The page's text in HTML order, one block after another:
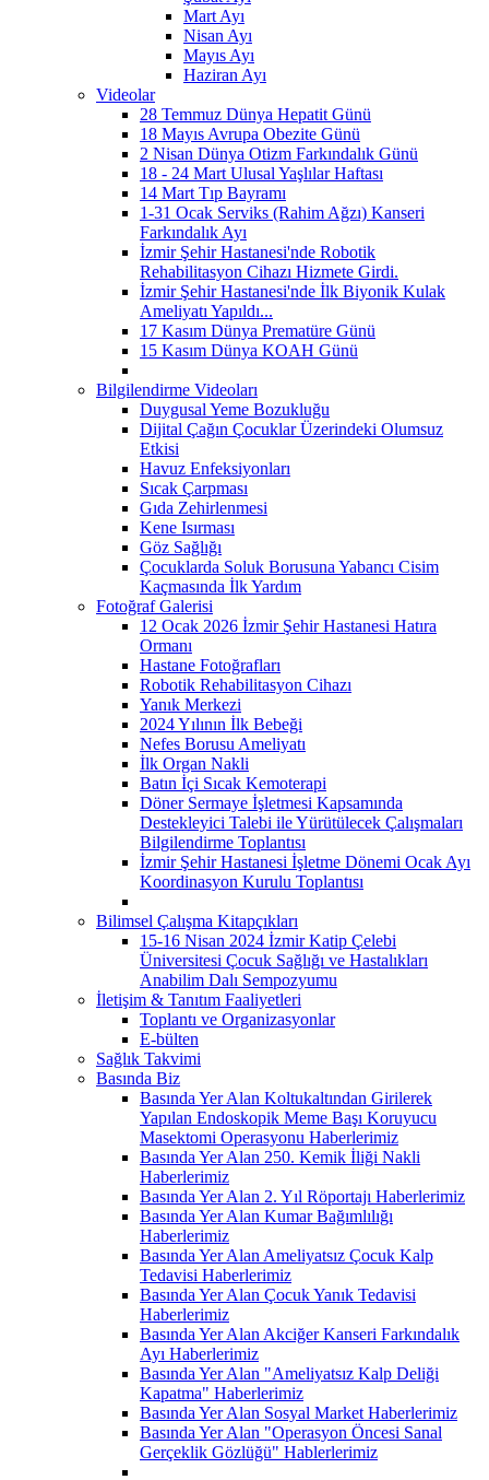
Mart Ayı
Nisan Ayı
Mayıs Ayı
Haziran Ayı
Videolar
28 Temmuz Dünya Hepatit Günü
18 Mayıs Avrupa Obezite Günü
2 Nisan Dünya Otizm Farkındalık Günü
18 - 24 Mart Ulusal Yaşlılar Haftası
14 Mart Tıp Bayramı
1-31 Ocak Serviks (Rahim Ağzı) Kanseri
Farkındalık Ayı
İzmir Şehir Hastanesi'nde Robotik
Rehabilitasyon Cihazı Hizmete Girdi.
İzmir Şehir Hastanesi'nde İlk Biyonik Kulak
Ameliyatı Yapıldı...
17 Kasım Dünya Prematüre Günü
15 Kasım Dünya KOAH Günü
Bilgilendirme Videoları
Duygusal Yeme Bozukluğu
Dijital Çağın Çocuklar Üzerindeki Olumsuz
Etkisi
Havuz Enfeksiyonları
Sıcak Çarpması
Gıda Zehirlenmesi
Kene Isırması
Göz Sağlığı
Çocuklarda Soluk Borusuna Yabancı Cisim
Kaçmasında İlk Yardım
Fotoğraf Galerisi
12 Ocak 2026 İzmir Şehir Hastanesi Hatıra
Ormanı
Hastane Fotoğrafları
Robotik Rehabilitasyon Cihazı
Yanık Merkezi
2024 Yılının İlk Bebeği
Nefes Borusu Ameliyatı
İlk Organ Nakli
Batın İçi Sıcak Kemoterapi
Döner Sermaye İşletmesi Kapsamında
Destekleyici Talebi ile Yürütülecek Çalışmaları
Bilgilendirme Toplantısı
İzmir Şehir Hastanesi İşletme Dönemi Ocak Ayı
Koordinasyon Kurulu Toplantısı
Bilimsel Çalışma Kitapçıkları
15-16 Nisan 2024 İzmir Katip Çelebi
Üniversitesi Çocuk Sağlığı ve Hastalıkları
Anabilim Dalı Sempozyumu
İletişim & Tanıtım Faaliyetleri
Toplantı ve Organizasyonlar
E-bülten
Sağlık Takvimi
Basında Biz
Basında Yer Alan Koltukaltından Girilerek
Yapılan Endoskopik Meme Başı Koruyucu
Masektomi Operasyonu Haberlerimiz
Basında Yer Alan 250. Kemik İliği Nakli
Haberlerimiz
Basında Yer Alan 2. Yıl Röportajı Haberlerimiz
Basında Yer Alan Kumar Bağımlılığı
Haberlerimiz
Basında Yer Alan Ameliyatsız Çocuk Kalp
Tedavisi Haberlerimiz
Basında Yer Alan Çocuk Yanık Tedavisi
Haberlerimiz
Basında Yer Alan Akciğer Kanseri Farkındalık
Ayı Haberlerimiz
Basında Yer Alan "Ameliyatsız Kalp Deliği
Kapatma" Haberlerimiz
Basında Yer Alan Sosyal Market Haberlerimiz
Basında Yer Alan "Operasyon Öncesi Sanal
Gerçeklik Gözlüğü" Hablerlerimiz